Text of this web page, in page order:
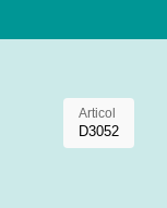
Articol
D3052